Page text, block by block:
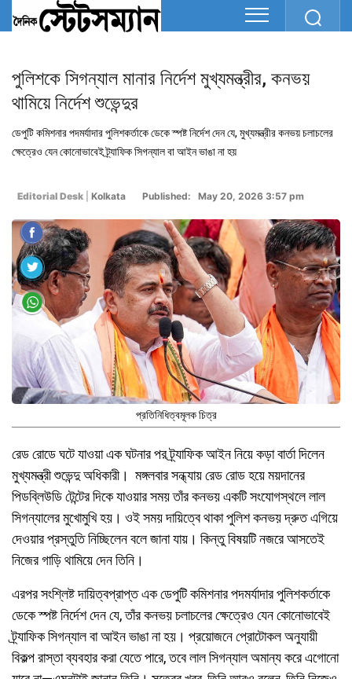
পুলিশকে সিগন্যাল মানার নির্দেশ মুখ্যমন্ত্রীর, কনভয়
থামিয়ে নির্দেশ শুভেন্দুর
ডেপুটি কমিশনার পদমর্যাদার পুলিশকর্তাকে ডেকে স্পষ্ট নির্দেশ দেন যে, মুখ্যমন্ত্রীর কনভয় চলাচলের
ক্ষেত্রেও যেন কোনোভাবেই ট্র্যাফিক সিগন্যাল বা আইন ভাঙা না হয়
Editorial Desk Kolkata Published: May 20, 2026 3:57 pm
প্রতিনিধিত্বমূলক চিত্র
রেড রোডে ঘটে যাওয়া এক ঘটনার পর ট্র্যাফিক আইন নিয়ে কড়া বার্তা দিলেন
মুখ্যমন্ত্রী শুভেন্দু অধিকারী। মঙ্গলবার সন্ধ্যায় রেড রোড হয়ে ময়দানের
পিডব্লিউডি টেন্টের দিকে যাওয়ার সময় তাঁর কনভয় একটি সংযোগস্থলে লাল
সিগন্যালের মুখোমুখি হয়। ওই সময় দায়িত্বে থাকা পুলিশ কনভয় দ্রুত এগিয়ে
দেওয়ার প্রস্তুতি নিচ্ছিলেন বলে জানা যায়। কিন্তু বিষয়টি নজরে আসতেই
নিজের গাড়ি থামিয়ে দেন তিনি।
এরপর সংশ্লিষ্ট দায়িত্বপ্রাপ্ত এক ডেপুটি কমিশনার পদমর্যাদার পুলিশকর্তাকে
ডেকে স্পষ্ট নির্দেশ দেন যে, তাঁর কনভয় চলাচলের ক্ষেত্রেও যেন কোনোভাবেই
ট্র্যাফিক সিগন্যাল বা আইন ভাঙা না হয়। প্রয়োজনে প্রোটোকল অনুযায়ী
বিকল্প রাস্তা ব্যবহার করা যেতে পারে, তবে লাল সিগন্যাল অমান্য করে এগোনো